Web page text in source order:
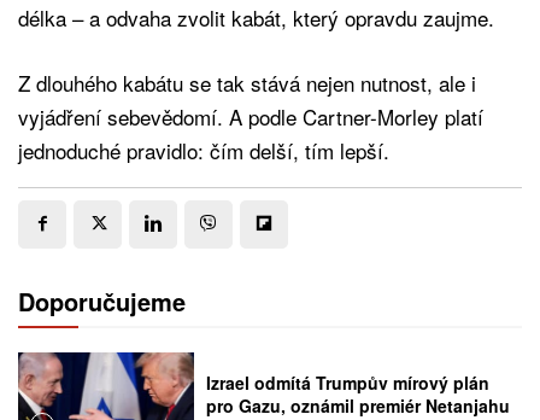
délka – a odvaha zvolit kabát, který opravdu zaujme.
Z dlouhého kabátu se tak stává nejen nutnost, ale i
vyjádření sebevědomí. A podle Cartner-Morley platí
jednoduché pravidlo: čím delší, tím lepší.
Doporučujeme
Izrael odmítá Trumpův mírový plán
pro Gazu, oznámil premiér Netanjahu